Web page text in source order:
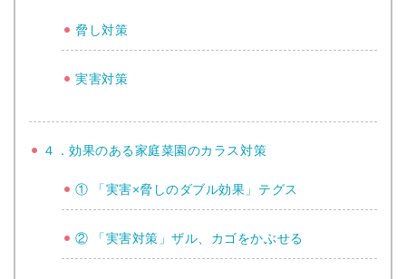
脅し対策
実害対策
４．効果のある家庭菜園のカラス対策
① 「実害×脅しのダブル効果」テグス
② 「実害対策」ザル、カゴをかぶせる